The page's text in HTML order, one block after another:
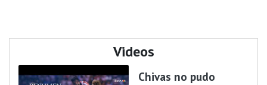
Videos
Chivas no pudo